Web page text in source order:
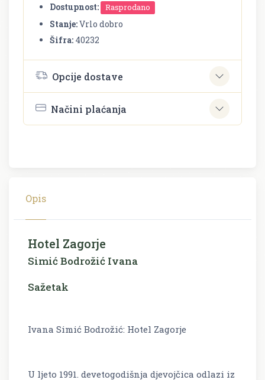
Dostupnost:
Rasprodano
Stanje:Vrlo dobro
Šifra: 40232
Opcije dostave
Načini plaćanja
Opis
Hotel Zagorje
Simić Bodrožić Ivana
Sažetak
Ivana Simić Bodrožić: Hotel Zagorje
U ljeto 1991. devetogodišnja djevojčica odlazi iz